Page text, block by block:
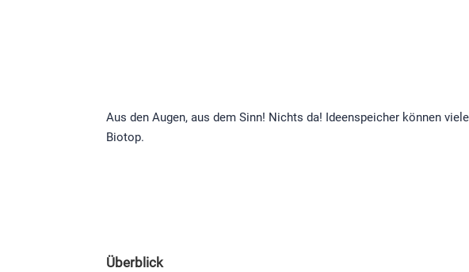
Aus den Augen, aus dem Sinn! Nichts da! Ideenspeicher können
Biotop.
Überblick